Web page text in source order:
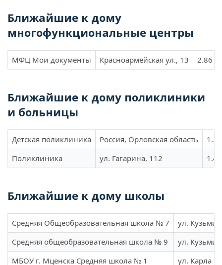
Ближайшие к дому
многофункциональные центры
МФЦ Мои документы Красноармейская ул., 13 2.86
Ближайшие к дому поликлиники
и больницы
Детская поликлиника Россия, Орловская область
Поликлиника
ул. Гагарина, 112
Ближайшие к дому школы
Средняя Общеобразовательная школа № 7
ул.
Средняя общеобразовательная школа № 9
ул.
МБОУ г. Мценска Средняя школа № 1
ул. Карла